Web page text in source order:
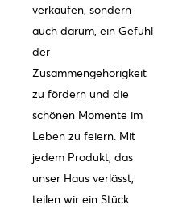
verkaufen, sondern
auch darum, ein Gefühl
der
Zusammengehörigkeit
zu fördern und die
schönen Momente im
Leben zu feiern. Mit
jedem Produkt, das
unser Haus verlässt,
teilen wir ein Stück